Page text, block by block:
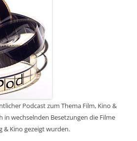
Podcast zum Thema Film, Kino &
in wechselnden Besetzungen die Filme
& Kino gezeigt wurden.